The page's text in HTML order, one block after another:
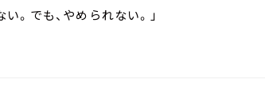
。でも、やめられない。」